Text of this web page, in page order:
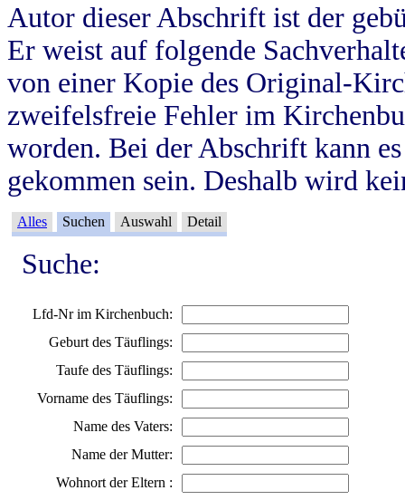
Autor dieser Abschrift ist der
Er weist auf folgende
von einer Kopie des Original-
zweifelsfreie Fehler im
worden. Bei der Abschrift kann
gekommen sein. Deshalb wird
Alles Suchen Auswahl Detail
Suche:
Lfd-Nr im Kirchenbuch:
Geburt des Täuflings:
Taufe des Täuflings:
Vorname des Täuflings:
Name des Vaters:
Name der Mutter:
Wohnort der Eltern :